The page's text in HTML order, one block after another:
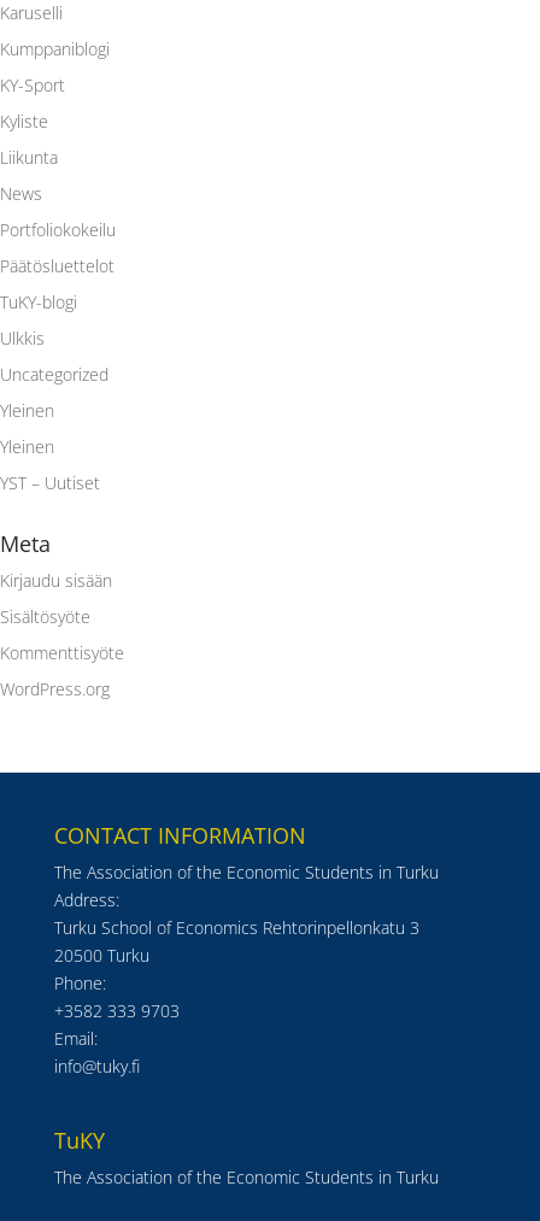
Karuselli
Kumppaniblogi
KY-Sport
Kyliste
Liikunta
News
Portfoliokokeilu
Päätösluettelot
TuKY-blogi
Ulkkis
Uncategorized
Yleinen
Yleinen
YST – Uutiset
Meta
Kirjaudu sisään
Sisältösyöte
Kommenttisyöte
WordPress.org
CONTACT INFORMATION
The Association of the Economic Students in Turku
Address:
Turku School of Economics Rehtorinpellonkatu 3
20500 Turku
Phone:
+3582 333 9703
Email:
info@tuky.fi
TuKY
The Association of the Economic Students in Turku